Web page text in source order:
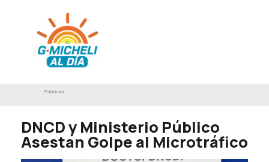
Publicidad
DNCD y Ministerio Público
Asestan Golpe al Microtráfico